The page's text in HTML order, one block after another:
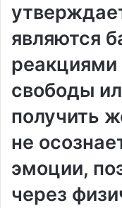
являются
реакциями
свободы
получить
не
эмоции,
через